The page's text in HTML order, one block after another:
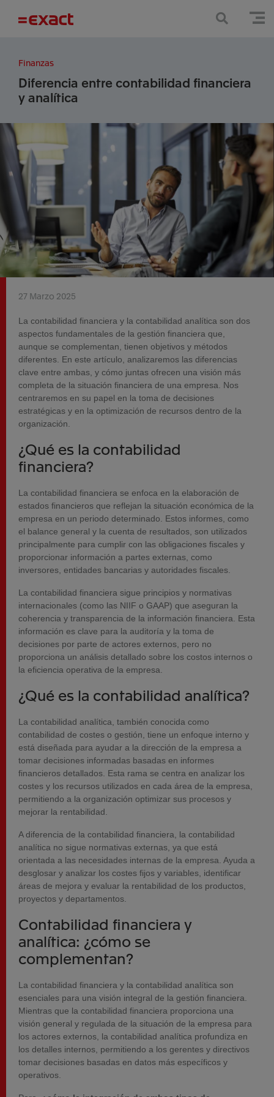
Finanzas
Diferencia entre contabilidad financiera
y analítica
27 Marzo 2025
La contabilidad financiera y la contabilidad analítica son dos
aspectos fundamentales de la gestión financiera que,
aunque se complementan, tienen objetivos y métodos
diferentes. En este artículo, analizaremos las diferencias
clave entre ambas, y cómo juntas ofrecen una visión más
completa de la situación financiera de una empresa. Nos
centraremos en su papel en la toma de decisiones
estratégicas y en la optimización de recursos dentro de la
organización.
¿Qué es la contabilidad
financiera?
La contabilidad financiera se enfoca en la elaboración de
estados financieros que reflejan la situación económica de la
empresa en un periodo determinado. Estos informes, como
el balance general y la cuenta de resultados, son utilizados
principalmente para cumplir con las obligaciones fiscales y
proporcionar información a partes externas, como
inversores, entidades bancarias y autoridades fiscales.
La contabilidad financiera sigue principios y normativas
internacionales (como las NIIF o GAAP) que aseguran la
coherencia y transparencia de la información financiera. Esta
información es clave para la auditoría y la toma de
decisiones por parte de actores externos, pero no
proporciona un análisis detallado sobre los costos internos o
la eficiencia operativa de la empresa.
¿Qué es la contabilidad analítica?
La contabilidad analítica, también conocida como
contabilidad de costes o gestión, tiene un enfoque interno y
está diseñada para ayudar a la dirección de la empresa a
tomar decisiones informadas basadas en informes
financieros detallados. Esta rama se centra en analizar los
costes y los recursos utilizados en cada área de la empresa,
permitiendo a la organización optimizar sus procesos y
mejorar la rentabilidad.
A diferencia de la contabilidad financiera, la contabilidad
analítica no sigue normativas externas, ya que está
orientada a las necesidades internas de la empresa. Ayuda a
desglosar y analizar los costes fijos y variables, identificar
áreas de mejora y evaluar la rentabilidad de los productos,
proyectos y departamentos.
Contabilidad financiera y
analítica: ¿cómo se
complementan?
La contabilidad financiera y la contabilidad analítica son
esenciales para una visión integral de la gestión financiera.
Mientras que la contabilidad financiera proporciona una
visión general y regulada de la situación de la empresa para
los actores externos, la contabilidad analítica profundiza en
los detalles internos, permitiendo a los gerentes y directivos
tomar decisiones basadas en datos más específicos y
operativos.